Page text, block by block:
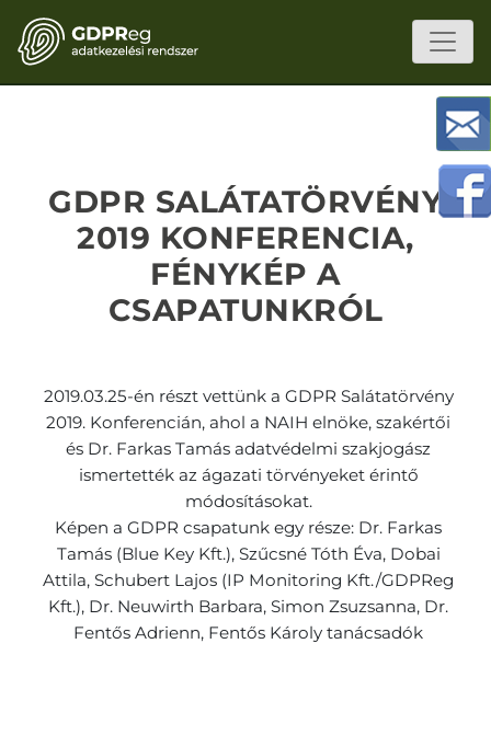
GDPR SALÁTATÖRVÉNY
2019 KONFERENCIA,
FÉNYKÉP A
CSAPATUNKRÓL
2019.03.25-én részt vettünk a GDPR Salátatörvény
2019. Konferencián, ahol a NAIH elnöke, szakértői
és Dr. Farkas Tamás adatvédelmi szakjogász
ismertették az ágazati törvényeket érintő
módosításokat.
Képen a GDPR csapatunk egy része: Dr. Farkas
Tamás (Blue Key Kft.), Szűcsné Tóth Éva, Dobai
Attila, Schubert Lajos (IP Monitoring Kft./GDPReg
Kft.), Dr. Neuwirth Barbara, Simon Zsuzsanna, Dr.
Fentős Adrienn, Fentős Károly tanácsadók